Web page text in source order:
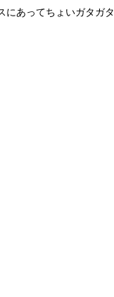
あってちょいガタガ